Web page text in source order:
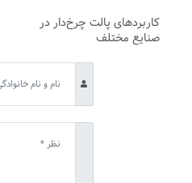
کاربردهای پالت چرخ‌دار در
صنایع مختلف